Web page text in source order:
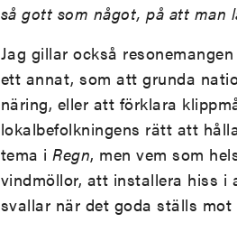
så gott som något, på att man
Jag gillar också
ett annat, som att grunda
näring, eller att förklara
lokalbefolkningens rätt att
tema i Regn, men vem som
vindmöllor, att installera hiss i
svallar när det goda ställs mot